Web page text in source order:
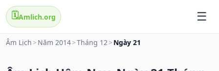
🗓️Amlich.org
Âm Lịch > Năm 2014>Tháng 12> Ngày 21